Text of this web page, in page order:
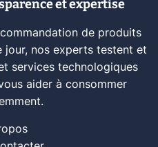
et expertise
de produits
jour, nos experts testent et
services technologiques
aider à consommer